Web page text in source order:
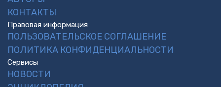
КОНТАКТЫ
Правовая информация
ПОЛЬЗОВАТЕЛЬСКОЕ СОГЛАШЕНИЕ
ПОЛИТИКА КОНФИДЕНЦИАЛЬНОСТИ
Сервисы
НОВОСТИ